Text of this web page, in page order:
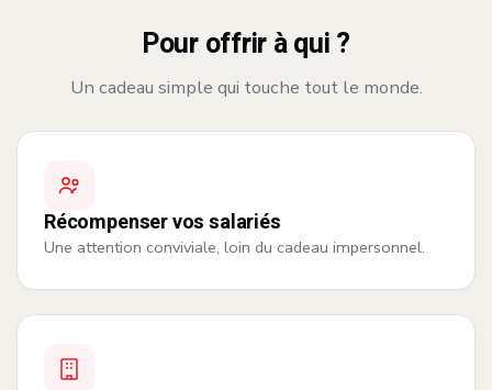
Pour offrir à qui ?
Un cadeau simple qui touche tout le monde.
Récompenser vos salariés
Une attention conviviale, loin du cadeau impersonnel.